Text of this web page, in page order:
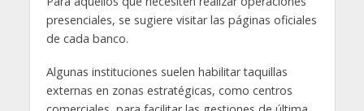
presenciales, se sugiere visitar las páginas oficiales
de cada banco.
Algunas instituciones suelen habilitar taquillas
externas en zonas estratégicas, como centros